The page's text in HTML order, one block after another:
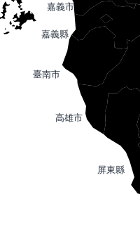
嘉義市
嘉義縣
臺南市
高雄市
屏東縣